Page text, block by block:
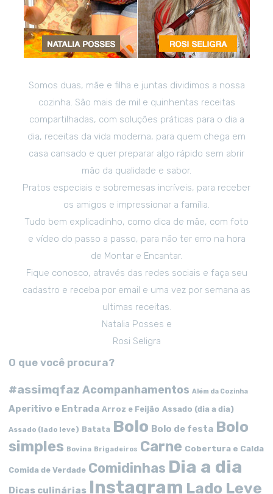
Somos duas, mãe e filha e juntas dividimos a nossa
cozinha. São mais de mil e quinhentas receitas
compartilhadas, com soluções práticas para o dia a
dia, receitas da vida moderna, para quem chega em
casa cansado e quer preparar algo rápido sem abrir
mão da qualidade e sabor.
Pratos especiais e sobremesas incríveis, para receber
os amigos e impressionar a família.
Tudo bem explicadinho, como dica de mãe, com foto
e vídeo do passo a passo, para não ter erro na hora
de Montar e Encantar.
Fique conosco, através das redes sociais e faça seu
cadastro e receba por email e uma vez por semana as
ultimas receitas.
Natalia Posses e
Rosi Seligra
O que você procura?
#assimqfaz Acompanhamentos Além da Cozinha
Aperitivo e Entrada Arroz e Feijão Assado (dia a dia)
Assado (lado leve) Batata Bolo Bolo de festa Bolo
simples Bovina Brigadeiros Carne Cobertura e Calda
Comida de Verdade Comidinhas Dia a dia
Dicas culinárias Instagram Lado Leve